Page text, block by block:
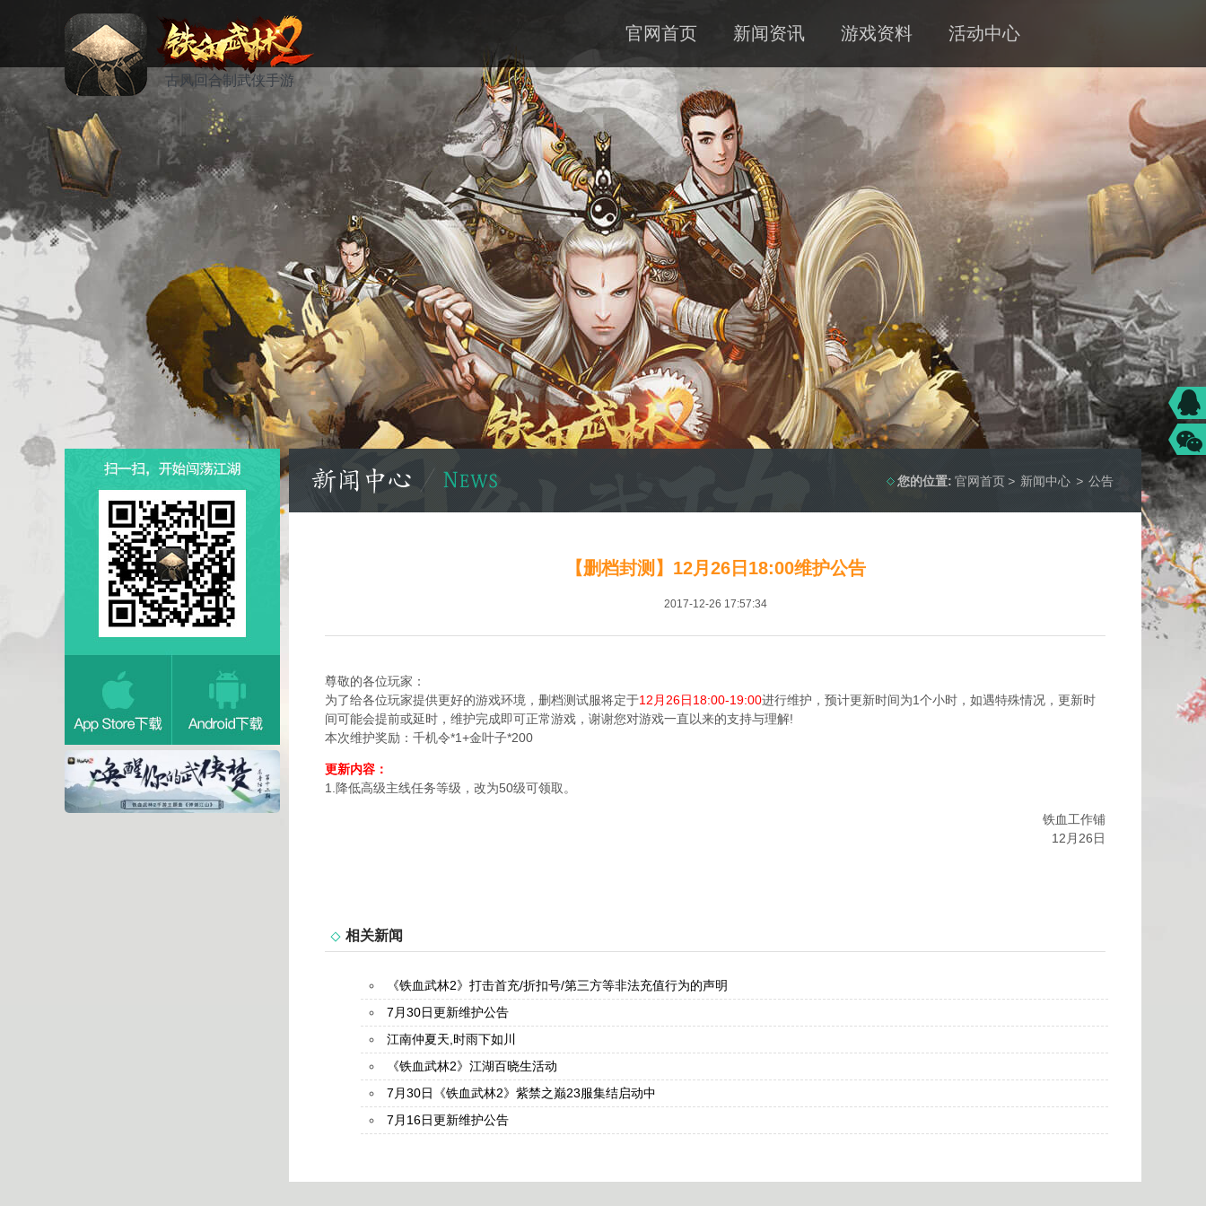
古风回合制武侠手游
官网首页 新闻资讯 游戏资料 活动中心
您的位置: 官网首页> 新闻中心 > 公告
【删档封测】12月26日18:00维护公告
2017-12-26 17:57:34
尊敬的各位玩家：
为了给各位玩家提供更好的游戏环境，删档测试服将定于12月26日18:00-19:00进行维护，预计更新时间为1个小时，如遇特殊情况，更新时
间可能会提前或延时，维护完成即可正常游戏，谢谢您对游戏一直以来的支持与理解!
本次维护奖励： 千机令*1+金叶子*200
更新内容：
1.降低高级主线任务等级，改为50级可领取。
铁血工作铺
12月26日
相关新闻
《铁血武林2》打击首充/折扣号/第三方等非法充值行为的声明
7月30日更新维护公告
江南仲夏天,时雨下如川
《铁血武林2》江湖百晓生活动
7月30日《铁血武林2》紫禁之巅23服集结启动中
7月16日更新维护公告
资讯 公告
活动 资料 攻略
论坛 下载 客服